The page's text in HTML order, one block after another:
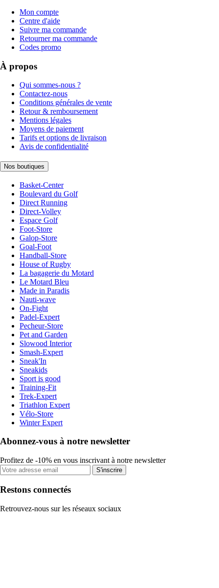
Mon compte
Centre d'aide
Suivre ma commande
Retourner ma commande
Codes promo
À propos
Qui sommes-nous ?
Contactez-nous
Conditions générales de vente
Retour & remboursement
Mentions légales
Moyens de paiement
Tarifs et options de livraison
Avis de confidentialité
Nos boutiques
Basket-Center
Boulevard du Golf
Direct Running
Direct-Volley
Espace Golf
Foot-Store
Galop-Store
Goal-Foot
Handball-Store
House of Rugby
La bagagerie du Motard
Le Motard Bleu
Made in Paradis
Nauti-wave
On-Fight
Padel-Expert
Pecheur-Store
Pet and Garden
Slowood Interior
Smash-Expert
Sneak'In
Sneakids
Sport is good
Training-Fit
Trek-Expert
Triathlon Expert
Vélo-Store
Winter Expert
Abonnez-vous à notre newsletter
Profitez de -10% en vous inscrivant à notre newsletter
S'inscrire
Restons connectés
Retrouvez-nous sur les réseaux sociaux